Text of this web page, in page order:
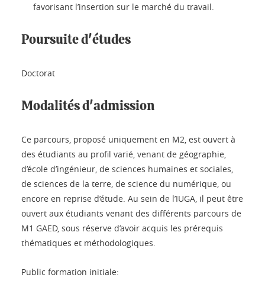
favorisant l’insertion sur le marché du travail.
Poursuite d'études
Doctorat
Modalités d'admission
Ce parcours, proposé uniquement en M2, est ouvert à
des étudiants au profil varié, venant de géographie,
d’école d’ingénieur, de sciences humaines et sociales,
de sciences de la terre, de science du numérique, ou
encore en reprise d’étude. Au sein de l’IUGA, il peut être
ouvert aux étudiants venant des différents parcours de
M1 GAED, sous réserve d’avoir acquis les prérequis
thématiques et méthodologiques.
Public formation initiale: